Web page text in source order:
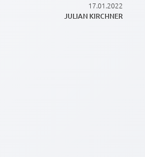
17.01.2022
JULIAN KIRCHNER